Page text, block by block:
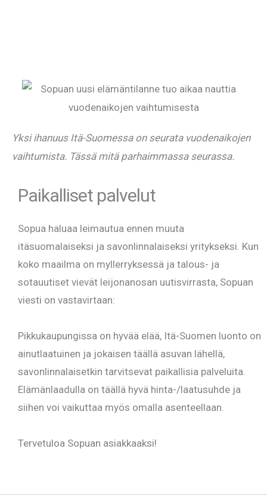
Yksi ihanuus Itä-Suomessa on seurata vuodenaikojen
vaihtumista. Tässä mitä parhaimmassa seurassa.
Paikalliset palvelut
Sopua haluaa leimautua ennen muuta
itäsuomalaiseksi ja savonlinnalaiseksi yritykseksi. Kun
koko maailma on myllerryksessä ja talous- ja
sotauutiset vievät leijonanosan uutisvirrasta, Sopuan
viesti on vastavirtaan:
Pikkukaupungissa on hyvää elää, Itä-Suomen luonto on
ainutlaatuinen ja jokaisen täällä asuvan lähellä,
savonlinnalaisetkin tarvitsevat paikallisia palveluita.
Elämänlaadulla on täällä hyvä hinta-/laatusuhde ja
siihen voi vaikuttaa myös omalla asenteellaan.
Tervetuloa Sopuan asiakkaaksi!